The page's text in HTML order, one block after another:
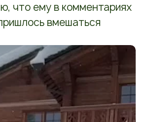
что ему в комментариях
вмешаться